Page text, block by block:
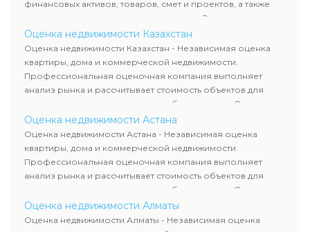
финансовых активов, товаров, смет и проектов, а также
оценка животных и недропользования. Эксперты
определяют рыночную стоимость имущества и
рассчитывают ущерб. Все отчеты соответствуют
требованиям законодательства и используются для
сделок, кредитования и судебных процессов.
Оценка недвижимости Казахстан
Оценка недвижимости Казахстан - Независимая оценка
квартиры, дома и коммерческой недвижимости.
Профессиональная оценочная компания выполняет
анализ рынка и рассчитывает стоимость объектов для
продажи, ипотеки, аренды и судебных споров. Оценка
недвижимости включает современные методы и
гарантирует объективные результаты. Отчеты
используются для банков, судов и страховых компаний по
всему Казахстану.
Оценка недвижимости Астана
Оценка недвижимости Астана - Независимая оценка
квартиры, дома и коммерческой недвижимости.
Профессиональная оценочная компания выполняет
анализ рынка и рассчитывает стоимость объектов для
продажи, ипотеки, аренды и судебных споров. Оценка
недвижимости включает современные методы и
гарантирует объективные результаты. Отчеты
Оценка недвижимости Алматы
Оценка недвижимости Алматы - Независимая оценка